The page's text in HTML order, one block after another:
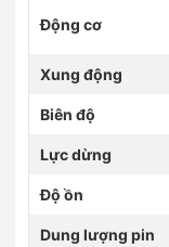
Động cơ
Xung động
Biên độ
Lực dừng
Độ ồn
Dung lượng pin